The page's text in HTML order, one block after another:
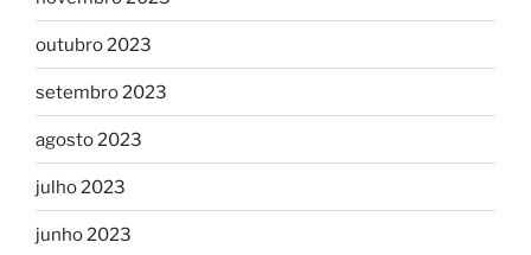
outubro 2023
setembro 2023
agosto 2023
julho 2023
junho 2023